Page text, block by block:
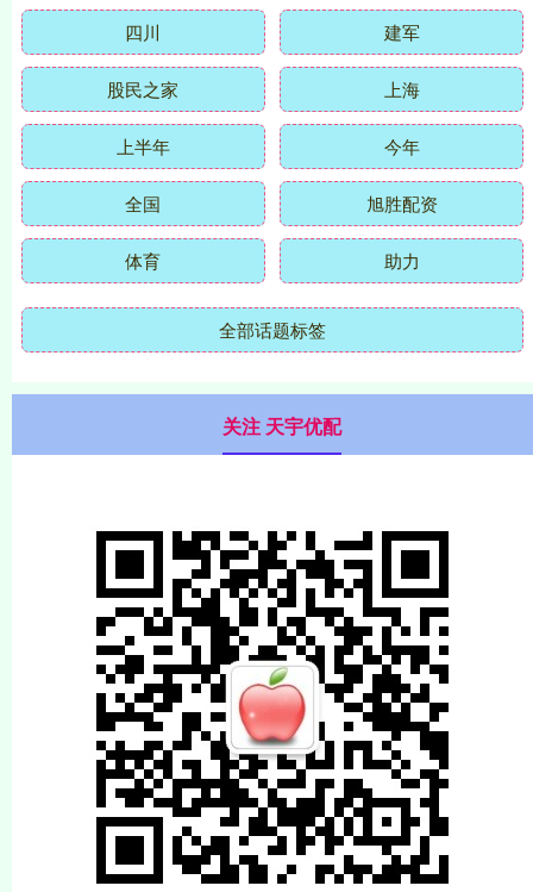
四川 建军
股民之家 上海
上半年 今年
全国 旭胜配资
体育 助力
全部话题标签
关注 天宇优配